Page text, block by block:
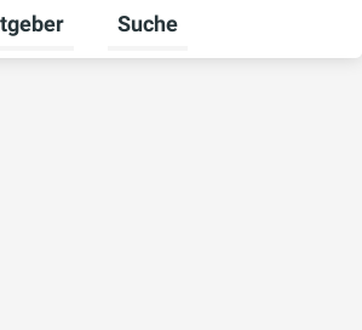
für Unternehmen umschalten
Untermenü für Ratgeber
Suche